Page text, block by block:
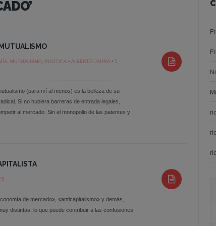
, MUTUALISMO, POLÍTICA • ALBERTO JAURA • 5
(para mí al menos) es la belleza de su
Si no hubiera barreras de entrada legales,
al mercado. Sin el monopolio de las patentes y
de mercado», «anticapitalismo» y demás,
distintas, lo que puede contribuir a las confusiones